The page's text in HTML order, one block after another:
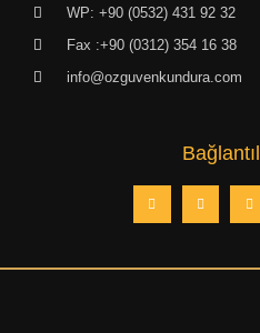
WP: +90 (0532) 431 92 32
Fax :+90 (0312) 354 16 38
info@ozguvenkundura.com